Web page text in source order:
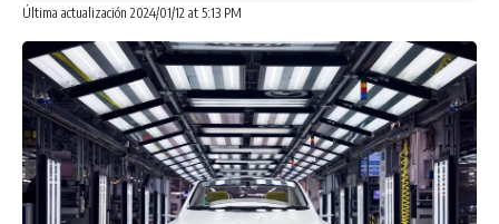
Última actualización 2024/01/12 at 5:13 PM